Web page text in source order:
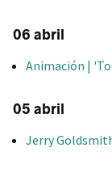
06 abril
Animación |
05 abril
Jerry